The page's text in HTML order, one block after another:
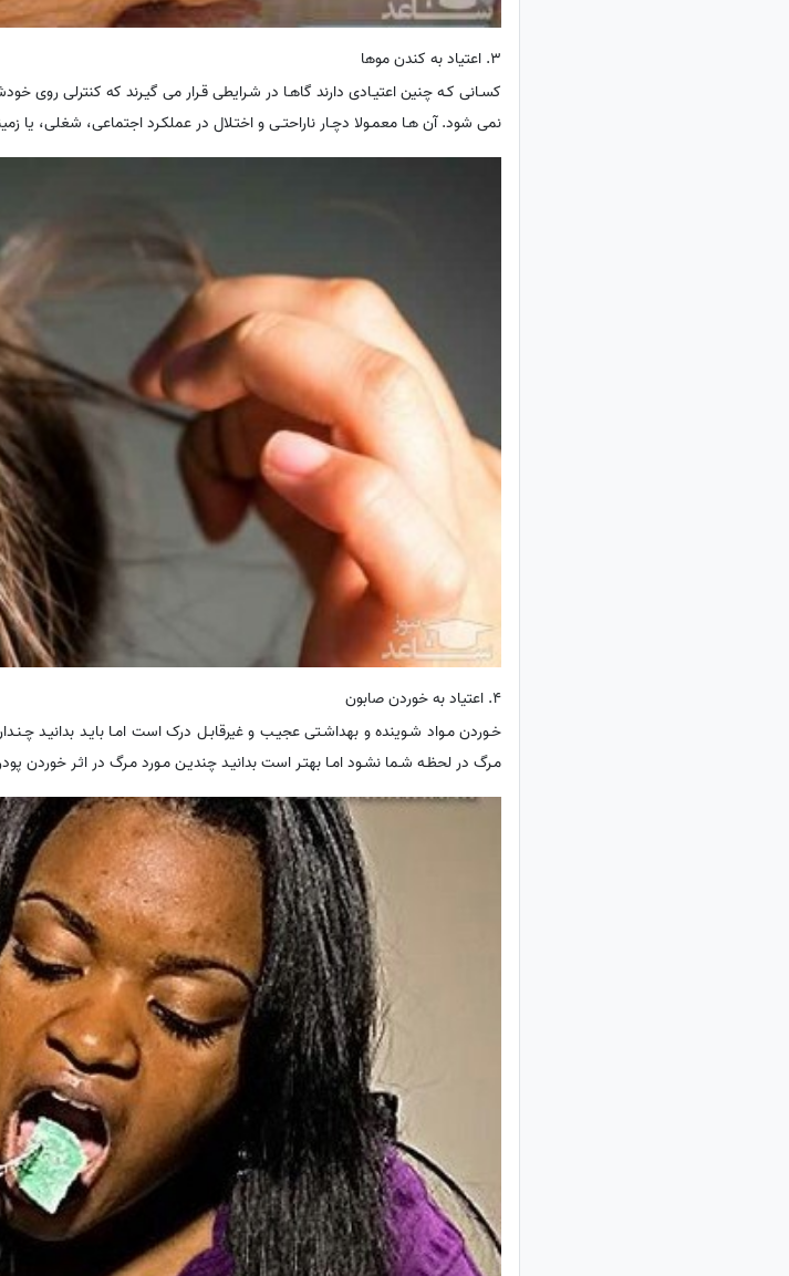
3. اعتیاد به کندن موها
کسـانی کـه چنین اعتیـادی دارند گاهـا در شـرایطی قـرار می گیـرند که کنترلی روی
نمی شود. آن هـا معمـولا دچـار ناراحتـی و اختـلال در عملکـرد اجتماعی، شغلی، یا
4. اعتیاد به خوردن صابون
خـوردن مـواد شـوینده و بهداشـتی عجیـب و غیرقابـل درک است امـا بایـد بدانیـد
مـرگ در لحظـه شـما نشـود امـا بهتـر است بدانیـد چندیـن مـورد مـرگ در اثـر